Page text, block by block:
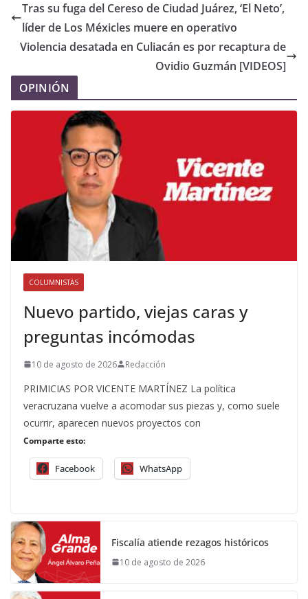
Tras su fuga del Cereso de Ciudad Juárez, ‘El Neto’,
líder de Los Méxicles muere en operativo
Violencia desatada en Culiacán es por recaptura de
Ovidio Guzmán [VIDEOS]
OPINIÓN
COLUMNISTAS
Nuevo partido, viejas caras y
preguntas incómodas
10 de agosto de 2026 Redacción
PRIMICIAS POR VICENTE MARTÍNEZ La política
veracruzana vuelve a acomodar sus piezas y, como suele
ocurrir, aparecen nuevos proyectos con
Comparte esto:
Facebook WhatsApp
Fiscalía atiende rezagos históricos
10 de agosto de 2026